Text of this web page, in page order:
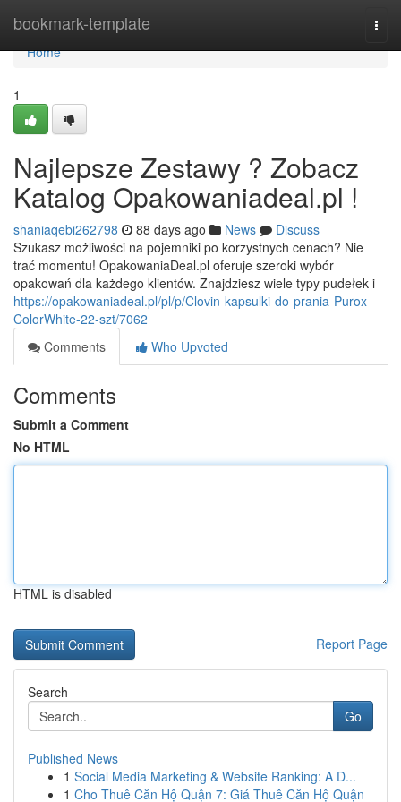
bookmark-template
Home
Home
1
Najlepsze Zestawy ? Zobacz
Katalog Opakowaniadeal.pl !
shaniaqebi262798 88 days ago News
Discuss
Szukasz możliwości na pojemniki po korzystnych cenach? Nie
trać momentu! OpakowaniaDeal.pl oferuje szeroki wybór
opakowań dla każdego klientów. Znajdziesz wiele typy pudełek i
https://opakowaniadeal.pl/pl/p/Clovin-kapsulki-do-prania-Purox-
ColorWhite-22-szt/7062
Comments
Who Upvoted
Comments
Submit a Comment
No HTML
HTML is disabled
Report Page
Search
Go
Published News
1 Social Media Marketing & Website Ranking: A D...
1 Cho Thuê Căn Hộ Quận 7: Giá Thuê Căn Hộ Quận